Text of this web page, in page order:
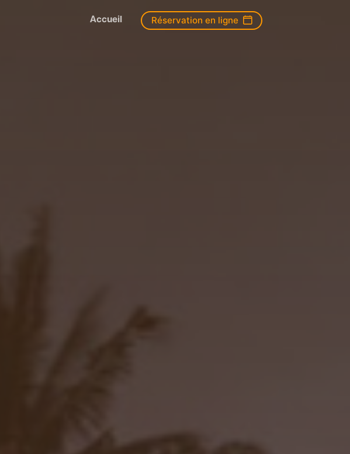
Accueil Réservation en ligne